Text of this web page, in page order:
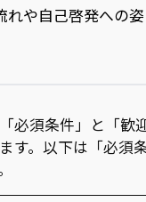
れや自己啓発への姿
必須条件」と「歓
す。以下は「必須